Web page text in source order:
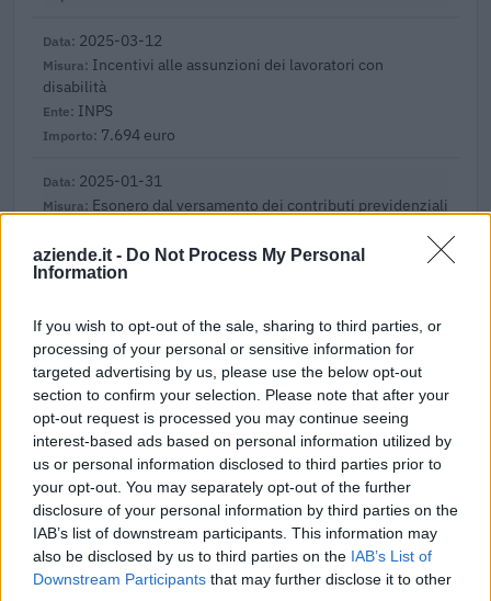
aziende.it - Do Not Process My Personal
Information
If you wish to opt-out of the sale, sharing to third parties, or
processing of your personal or sensitive information for
targeted advertising by us, please use the below opt-out
section to confirm your selection. Please note that after your
opt-out request is processed you may continue seeing
interest-based ads based on personal information utilized by
us or personal information disclosed to third parties prior to
your opt-out. You may separately opt-out of the further
disclosure of your personal information by third parties on the
IAB’s list of downstream participants. This information may
also be disclosed by us to third parties on the IAB’s List of
Downstream Participants that may further disclose it to other
2025-03-12
Incentivi alle assunzioni dei lavoratori con
disabilità
INPS
7.694 euro
2025-01-31
Esonero dal versamento dei contributi previdenziali
L. 178/
inps
2023-04-04
esenzioni fiscali e crediti d'imposta adottati a
seguito della crisi economica causata dall'epidemia di
COVID-19 [con mo
agenzia delle entrate
4.117 euro
2022-11-07
Incentivo per l'assunzione di lavoratori con almeno
cinquant'anni d'età disoccupati da oltre dodici mesi e di
donne di q